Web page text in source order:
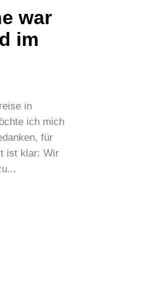
war
im
in
ich mich
für
ist klar: Wir